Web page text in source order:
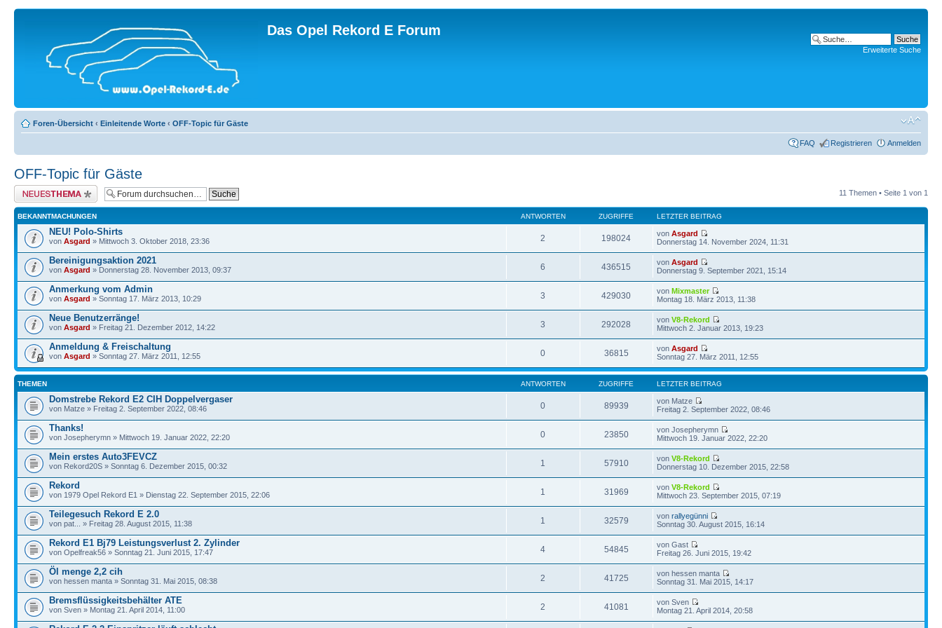
Das Opel Rekord E Forum
Erweiterte Suche
Foren-Übersicht ‹ Einleitende Worte ‹ OFF-Topic für Gäste
FAQ Registrieren Anmelden
OFF-Topic für Gäste
Neues Thema erstellen 11 Themen • Seite 1 von 1
BEKANNTMACHUNGEN ANTWORTEN ZUGRIFFE LETZTER BEITRAG
NEU! Polo-Shirts
von Asgard » Mittwoch 3. Oktober 2018, 23:36 2 198024 vonAsgard
Donnerstag 14. November 2024, 11:31
Bereinigungsaktion 2021
von Asgard » Donnerstag 28. November 2013, 09:37 6 436515 vonAsgard
Donnerstag 9. September 2021, 15:14
Anmerkung vom Admin
von Asgard » Sonntag 17. März 2013, 10:29 3 429030 vonMixmaster
Montag 18. März 2013, 11:38
Neue Benutzerränge!
von Asgard » Freitag 21. Dezember 2012, 14:22 3 292028 vonV8-Rekord
Mittwoch 2. Januar 2013, 19:23
Anmeldung & Freischaltung
von Asgard » Sonntag 27. März 2011, 12:55 0 36815 vonAsgard
Sonntag 27. März 2011, 12:55
THEMEN ANTWORTEN ZUGRIFFE LETZTER BEITRAG
Domstrebe Rekord E2 CIH Doppelvergaser
von Matze » Freitag 2. September 2022, 08:46 0 89939
von Matze
Freitag 2. September 2022, 08:46
Thanks!
von Josepherymn » Mittwoch 19. Januar 2022, 22:20 0 23850
von Josepherymn
Mittwoch 19. Januar 2022, 22:20
Mein erstes Auto3FEVCZ
von Rekord20S » Sonntag 6. Dezember 2015, 00:32 1 57910 vonV8-Rekord
Donnerstag 10. Dezember 2015, 22:58
Rekord
von 1979 Opel Rekord E1 » Dienstag 22. September 2015, 22:06 1 31969 vonV8-Rekord
Mittwoch 23. September 2015, 07:19
Teilegesuch Rekord E 2.0
von pat... » Freitag 28. August 2015, 11:38 1 32579 vonrallyegünni
Sonntag 30. August 2015, 16:14
Rekord E1 Bj79 Leistungsverlust 2. Zylinder
von Opelfreak56 » Sonntag 21. Juni 2015, 17:47 4 54845
von Gast
Freitag 26. Juni 2015, 19:42
Öl menge 2,2 cih
von hessen manta » Sonntag 31. Mai 2015, 08:38 2 41725
von hessen manta
Sonntag 31. Mai 2015, 14:17
Bremsflüssigkeitsbehälter ATE
von Sven » Montag 21. April 2014, 11:00 2 41081
von Sven
Montag 21. April 2014, 20:58